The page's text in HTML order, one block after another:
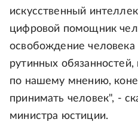
искусственный
цифровой помощник
освобождение человека
рутинных
по нашему мнению,
принимать человек", -
министра юстиции.